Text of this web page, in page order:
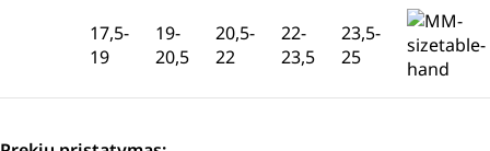
17,5-
19
19-
20,5
20,5-
22
22-
23,5
23,5-
25